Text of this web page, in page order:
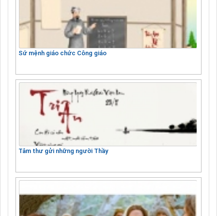
Sứ mệnh giáo chức Công giáo
Tâm thư gửi những người Thầy